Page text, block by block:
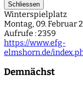
Schliessen
Winterspielplatz
Montag, 09. Februar
Aufrufe : 2359
https://www.efg-
elmshorn.de/
Demnächst